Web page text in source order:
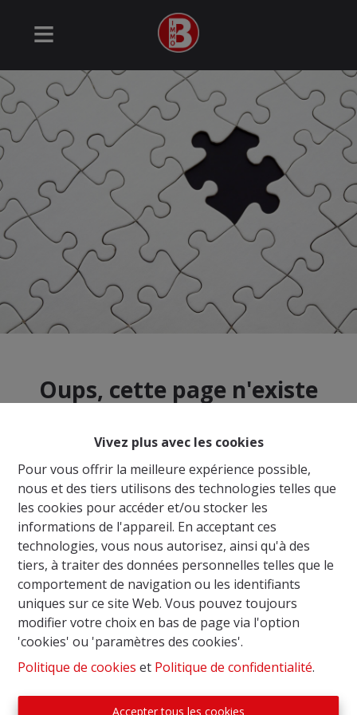
Vivez plus avec les cookies
Pour vous offrir la meilleure expérience possible,
nous et des tiers utilisons des technologies telles que
les cookies pour accéder et/ou stocker les
informations de l'appareil. En acceptant ces
technologies, vous nous autorisez, ainsi qu'à des
tiers, à traiter des données personnelles telles que le
comportement de navigation ou les identifiants
uniques sur ce site Web. Vous pouvez toujours
modifier votre choix en bas de page via l'option
'cookies' ou 'paramètres des cookies'.
Politique de cookies et Politique de confidentialité.
Accepter tous les cookies
Oups, cette page n'existe
À Vendre À Louer